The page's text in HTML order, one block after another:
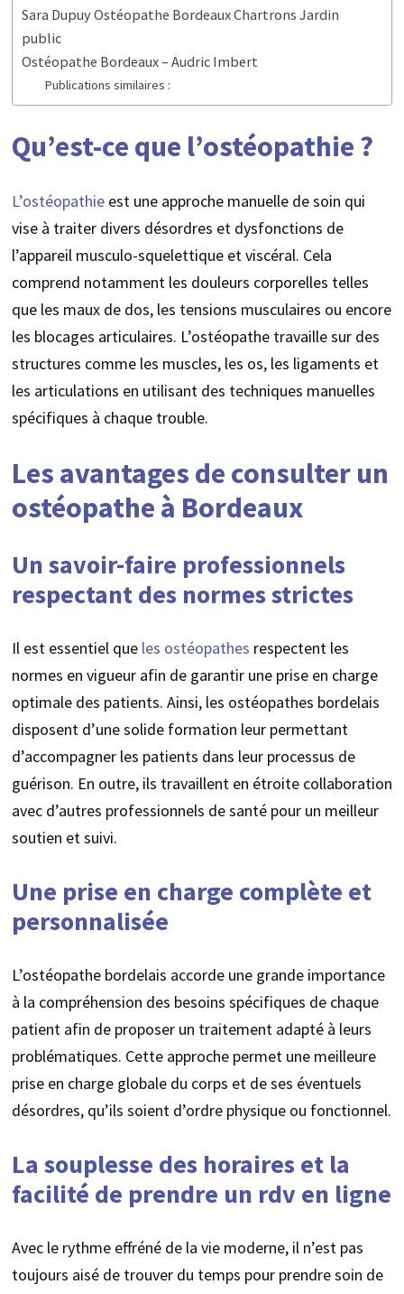
Sara Dupuy Ostéopathe Bordeaux Chartrons Jardin
public
Ostéopathe Bordeaux – Audric Imbert
Publications similaires :
Qu’est-ce que l’ostéopathie ?
L’ostéopathieest une approche manuelle de soin qui
vise à traiter divers désordres et dysfonctions de
l’appareil musculo-squelettique et viscéral. Cela
comprend notamment les douleurs corporelles telles
que les maux de dos, les tensions musculaires ou encore
les blocages articulaires. L’ostéopathe travaille sur des
structures comme les muscles, les os, les ligaments et
les articulations en utilisant des techniques manuelles
spécifiques à chaque trouble.
Les avantages de consulter un
ostéopathe à Bordeaux
Un savoir-faire professionnels
respectant des normes strictes
Il est essentiel que les ostéopathes respectent les
normes en vigueur afin de garantir une prise en charge
optimale des patients. Ainsi, les ostéopathes bordelais
disposent d’une solide formation leur permettant
d’accompagner les patients dans leur processus de
guérison. En outre, ils travaillent en étroite collaboration
avec d’autres professionnels de santé pour un meilleur
soutien et suivi.
Une prise en charge complète et
personnalisée
L’ostéopathe bordelais accorde une grande importance
à la compréhension des besoins spécifiques de chaque
patient afin de proposer un traitement adapté à leurs
problématiques. Cette approche permet une meilleure
prise en charge globale du corps et de ses éventuels
désordres, qu’ils soient d’ordre physique ou fonctionnel.
La souplesse des horaires et la
facilité de prendre un rdv en ligne
Avec le rythme effréné de la vie moderne, il n’est pas
toujours aisé de trouver du temps pour prendre soin de